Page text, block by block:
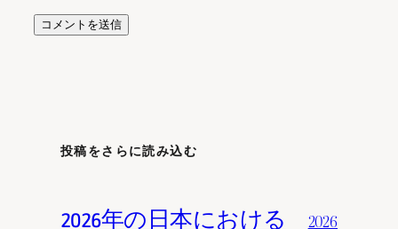
投稿をさらに読み込む
2026年の日本における
2026